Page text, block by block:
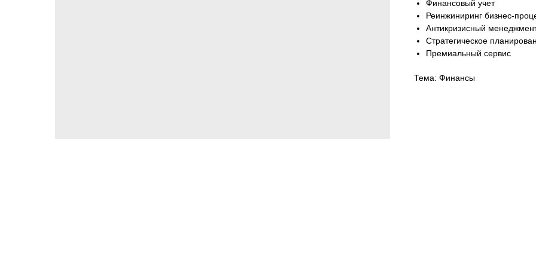
Финансовый учет
Реинжиниринг бизнес-
Антикризисный
Стратегическое
Премиальный сервис
Тема: Финансы